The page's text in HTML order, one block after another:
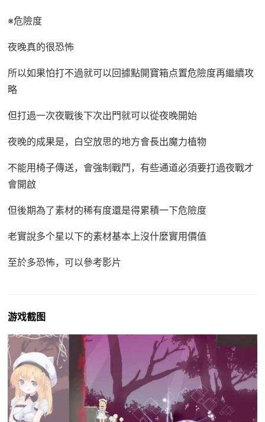
※危險度
夜晚真的很恐怖
所以如果怕打不過就可以回據點開寶箱点置危險度再繼續攻
略
但打過一次夜戰後下次出門就可以從夜晚開始
夜晚的成果是，白空放思的地方會長出魔力植物
不能用椅子傳送，會強制戰鬥，有些通道必須要打過夜戰才
會開啟
但後期為了素材的稀有度還是得累積一下危險度
老實說多个星以下的素材基本上沒什麼實用價值
至於多恐怖，可以參考影片
游戏截图